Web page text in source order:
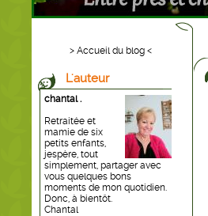
> Accueil du blog <
L'auteur
chantal .
Retraitée et
mamie de six
petits enfants,
jespère, tout
simplement, partager avec
vous quelques bons
moments de mon quotidien.
Donc, à bientôt.
Chantal